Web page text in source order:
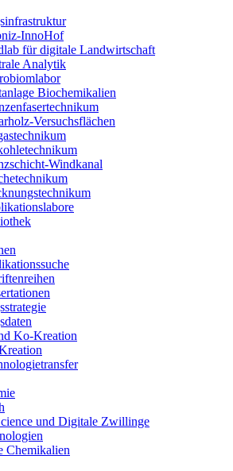
InnoHof
für digitale Landwirtschaft
Analytik
Biochemikalien
Versuchsflächen
Windkanal
Ko-Kreation
und Digitale Zwillinge
Chemikalien